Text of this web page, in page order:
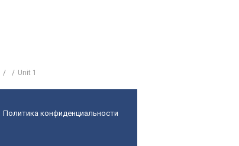
Unit 1
Политика конфиденциальности